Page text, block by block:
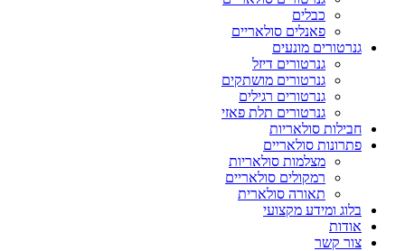
כבלים
פאנלים סולאריים
גנרטורים מונעים
גנרטורים דיזל
גנרטורים מושתקים
גנרטורים רגילים
גנרטורים תלת פאזי
חבילות סולאריות
פתרונות סולאריים
מצלמות סולאריות
רמקולים סולאריים
תאורה סולארית
בלוג ומידע מקצועי
אודות
צור קשר